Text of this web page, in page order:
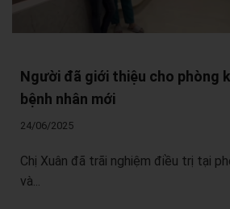
Người đã giới thiệu cho phòng
bệnh nhân mới
24/06/2025
Chị Xuân đã trãi nghiệm điều trị tại
và...